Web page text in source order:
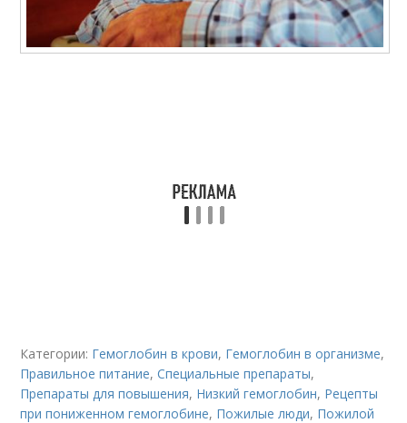
Категории: Гемоглобин в крови, Гемоглобин в организме,
Правильное питание,Специальные препараты,
Препараты для повышения, Низкий гемоглобин, Рецепты
при пониженном гемоглобине, Пожилые люди, Пожилой